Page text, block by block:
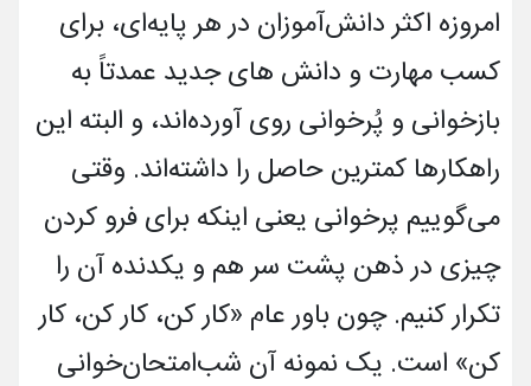
امروزه اکثر دانش‌آموزان در هر پایه‌ای، برای
کسب مهارت و دانش های جدید عمدتاً به
بازخوانی و پُرخوانی روی آورده‌اند، و البته این
راهکارها کمترین حاصل را داشته‌اند. وقتی
می‌گوییم پرخوانی یعنی اینکه برای فرو کردن
چیزی در ذهن پشت سر هم و یکدنده آن را
تکرار کنیم. چون باور عام «کار کن، کار کن، کار
کن» است. یک نمونه آن شب‌امتحان‌خوانی